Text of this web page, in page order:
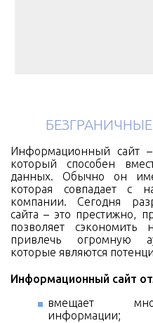
Информационный сайт
который способен
данных. Обычно он
которая совпадает с
компании. Сегодня
сайта – это престижно,
позволяет
привлечь огромную
которые являются
Информационный сайт
вмещает
информации;